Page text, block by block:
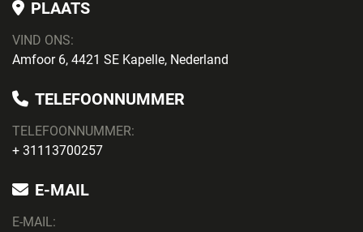
PLAATS
VIND ONS:
Amfoor 6, 4421 SE Kapelle, Nederland
TELEFOONNUMMER
TELEFOONNUMMER:
+ 31113700257
E-MAIL
E-MAIL: